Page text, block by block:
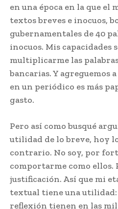
en una época en la que
textos breves e inocuos,
gubernamentales de 40
inocuos. Mis capacidades
multiplicarme las
bancarias. Y agreguemos
en un periódico es más
gasto.
Pero así como busqué
utilidad de lo breve, hoy
contrario. No soy, por
comportarme como ellos.
justificación. Así que mi
textual tiene una
reflexión tienen en las mil